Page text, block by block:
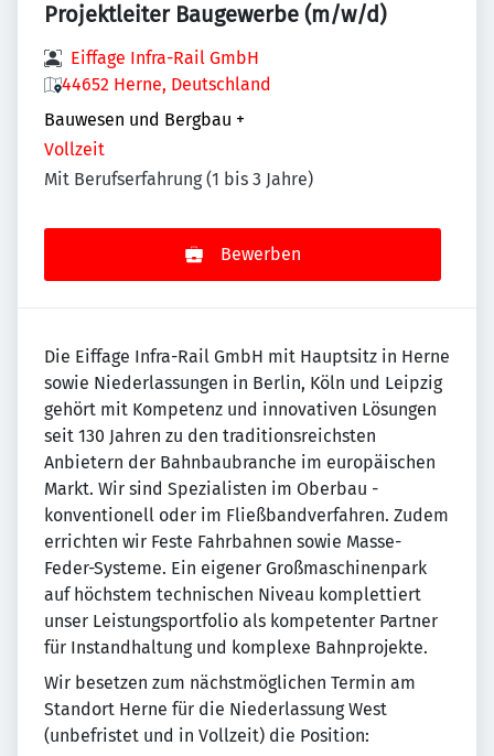
Projektleiter Baugewerbe (m/w/d)
Eiffage Infra-Rail GmbH
44652 Herne, Deutschland
Bauwesen und Bergbau +
Vollzeit
Mit Berufserfahrung (1 bis 3 Jahre)
Bewerben
Die Eiffage Infra-Rail GmbH mit Hauptsitz in Herne
sowie Niederlassungen in Berlin, Köln und Leipzig
gehört mit Kompetenz und innovativen Lösungen
seit 130 Jahren zu den traditionsreichsten
Anbietern der Bahnbaubranche im europäischen
Markt. Wir sind Spezialisten im Oberbau -
konventionell oder im Fließbandverfahren. Zudem
errichten wir Feste Fahrbahnen sowie Masse-
Feder-Systeme. Ein eigener Großmaschinenpark
auf höchstem technischen Niveau komplettiert
unser Leistungsportfolio als kompetenter Partner
für Instandhaltung und komplexe Bahnprojekte.
Wir besetzen zum nächstmöglichen Termin am
Standort Herne für die Niederlassung West
(unbefristet und in Vollzeit) die Position: